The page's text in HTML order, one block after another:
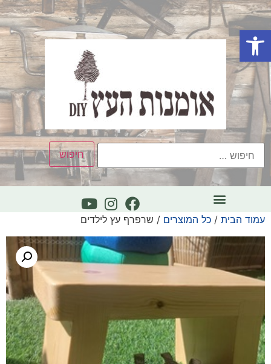
פתח סרגל נגישות
עמוד הבית / כל המוצרים / שרפרף עץ לילדים